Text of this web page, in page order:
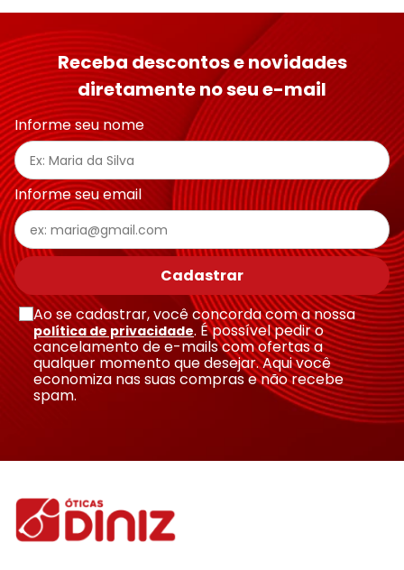
Receba descontos e novidades
diretamente no seu e-mail
Informe seu nome
Informe seu email
Cadastrar
Ao se cadastrar, você concorda com a nossa
política de privacidade. É possível pedir o
cancelamento de e-mails com ofertas a
qualquer momento que desejar. Aqui você
economiza nas suas compras e não recebe
spam.